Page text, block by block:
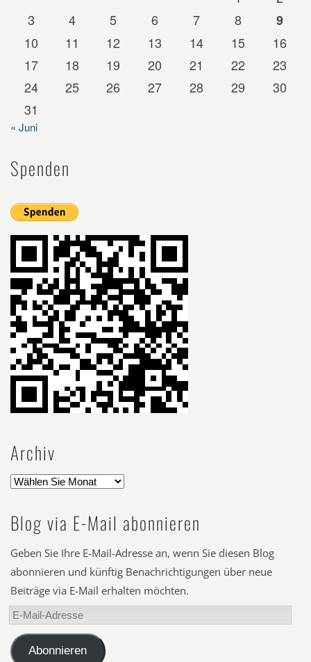
3
4 5 6 7 8
9
10
11 12 13 14 15
16
17
18 19 20 21 22
23
24
25 26 27 28 29
30
31
« Juni
Spenden
Archiv
Blog via E-Mail abonnieren
Geben Sie Ihre E-Mail-Adresse an, wenn Sie diesen Blog
abonnieren und künftig Benachrichtigungen über neue
Beiträge via E-Mail erhalten möchten.
E-
Mail-
AdresseAbonnieren